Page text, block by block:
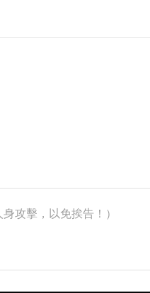
攻擊，以免挨告！）